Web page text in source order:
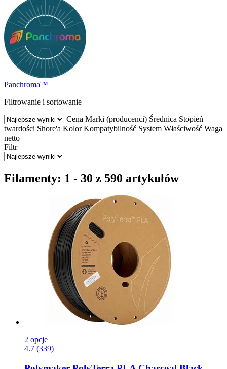
Panchroma™
Filtrowanie i sortowanie
Cena Marki (producenci) Średnica Stopień
twardości Shore'a Kolor Kompatybilność System Właściwość Waga
netto
Filtr
Filamenty: 1 - 30 z 590 artykułów
2 opcje
4.7 (339)